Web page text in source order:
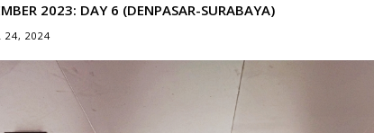
2023: DAY 6 (DENPASAR-SURABAYA)
24, 2024